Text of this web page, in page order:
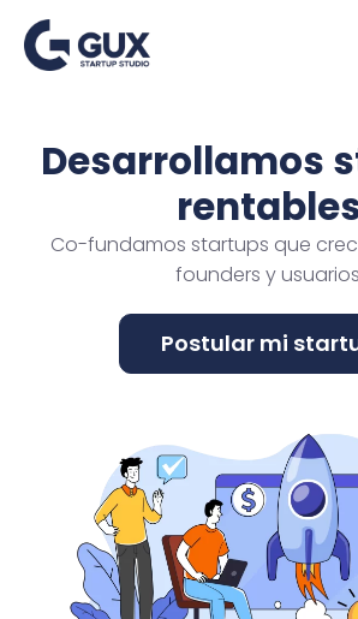
Desarrollamos
Co-fundamos startups que
founders y